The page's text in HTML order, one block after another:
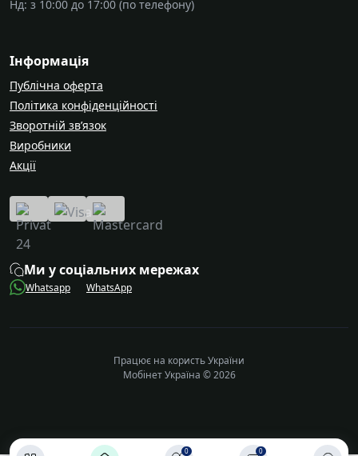
0 0
Нд: з 10:00 до 17:00 (по телефону)
Інформація
Публічна оферта
Політика конфіденційності
Зворотній зв’язок
Виробники
Акції
Ми у соціальних мережах
Whatsapp WhatsApp
Працює на користь України
Мобінет Україна © 2026